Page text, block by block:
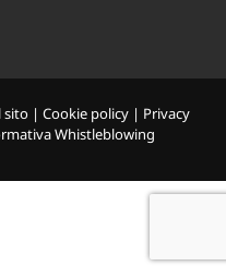
sito|Cookie policy|Privacy